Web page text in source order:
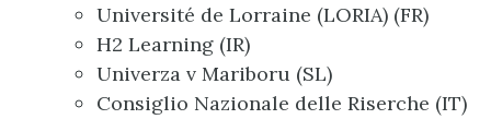
Université de Lorraine (LORIA) (FR)
H2 Learning (IR)
Univerza v Mariboru (SL)
Consiglio Nazionale delle Riserche (IT)